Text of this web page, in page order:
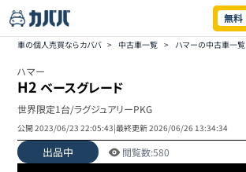
無料
車の個人売買ならカババ > 中古車一覧 > ハマーの中古車一覧
ハマー
H2 ベースグレード
世界限定1台/ラグジュアリーPKG
公開2023/06/23 22:05:43|最終更新2026/06/26 13:34:34
出品中 閲覧数:580